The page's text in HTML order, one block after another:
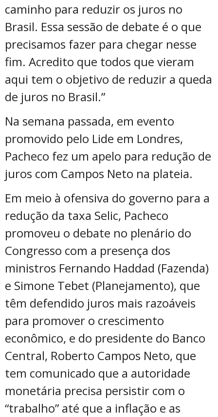
caminho para reduzir os juros no
Brasil. Essa sessão de debate é o que
precisamos fazer para chegar nesse
fim. Acredito que todos que vieram
aqui tem o objetivo de reduzir a queda
de juros no Brasil.”
Na semana passada, em evento
promovido pelo Lide em Londres,
Pacheco fez um apelo para redução de
juros com Campos Neto na plateia.
Em meio à ofensiva do governo para a
redução da taxa Selic, Pacheco
promoveu o debate no plenário do
Congresso com a presença dos
ministros Fernando Haddad (Fazenda)
e Simone Tebet (Planejamento), que
têm defendido juros mais razoáveis
para promover o crescimento
econômico, e do presidente do Banco
Central, Roberto Campos Neto, que
tem comunicado que a autoridade
monetária precisa persistir com o
“trabalho” até que a inflação e as